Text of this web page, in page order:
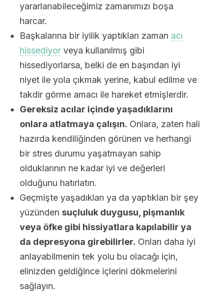
yararlanabileceğimiz zamanımızı boşa
harcar.
Başkalarına bir iyilik yaptıkları zaman acı
hissediyor veya kullanılmış gibi
hissediyorlarsa, belki de en başından iyi
niyet ile yola çıkmak yerine, kabul edilme ve
takdir görme amacı ile hareket etmişlerdir.
Gereksiz acılar içinde yaşadıklarını
onlara atlatmaya çalışın. Onlara, zaten hali
hazırda kendiliğinden görünen ve herhangi
bir stres durumu yaşatmayan sahip
olduklarının ne kadar iyi ve değerleri
olduğunu hatırlatın.
Geçmişte yaşadıkları ya da yaptıkları bir şey
yüzünden suçluluk duygusu, pişmanlık
veya öfke gibi hissiyatlara kapılabilir ya
da depresyona girebilirler. Onları daha iyi
anlayabilmenin tek yolu bu olacağı için,
elinizden geldiğince içlerini dökmelerini
sağlayın.